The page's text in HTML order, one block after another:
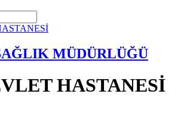
MÜDÜRLÜĞÜ
HASTANESİ